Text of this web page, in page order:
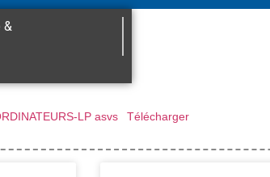
&
LP asvs Télécharger